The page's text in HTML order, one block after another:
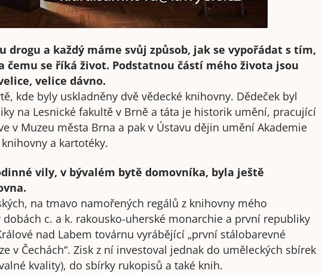
drogu a každý máme svůj způsob, jak se vypořádat s tím,
čemu se říká život. Podstatnou částí mého života jsou
velice dávno.
kde byly uskladněny dvě vědecké knihovny. Dědeček byl
na Lesnické fakultě v Brně a táta je historik umění, pracující
v Muzeu města Brna a pak v Ústavu dějin umění Akademie
a kartotéky.
vily, v bývalém bytě domovníka, byla ještě
na tmavo namořených regálů z knihovny mého
dobách c. a k. rakousko-uherské monarchie a první republiky
nad Labem továrnu vyrábějící „první stálobarevné
v Čechách“. Zisk z ní investoval jednak do uměleckých sbírek
kvality), do sbírky rukopisů a také knih.